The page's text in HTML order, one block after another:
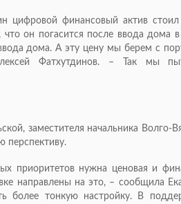
цифровой финансовый актив
что он погасится после ввода дома
дома. А эту цену мы берем с
Фатхутдинов. – Так мы
заместителя начальника Волго-
перспективу.
приоритетов нужна ценовая и
направлены на это, – сообщила
более тонкую настройку. В